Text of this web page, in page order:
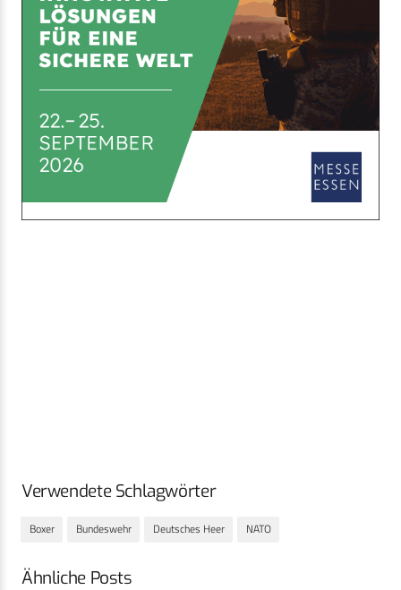
Verwendete Schlagwörter
Boxer Bundeswehr Deutsches Heer NATO
Ähnliche Posts